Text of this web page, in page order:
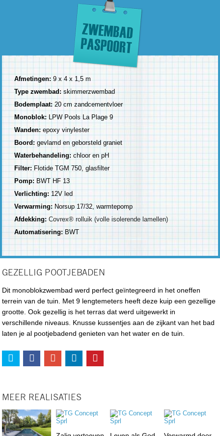
Afmetingen:9 x 4 x 1,5 m
Type zwembad:skimmerzwembad
Bodemplaat: 20 cm zandcementvloer
Monoblok:LPW Pools La Plage 9
Wanden:epoxy vinylester
Boord:gevlamd en geborsteld graniet
Waterbehandeling:chloor en pH
Filter: Flotide TGM 750, glasfilter
Pomp: BWT HF 13
Verlichting: 12V led
Verwarming:Norsup 17/32, warmtepomp
Afdekking: Covrex® rolluik (volle isolerende lamellen)
Automatisering: BWT
GEZELLIG POOTJEBADEN
Dit monoblokzwembad werd perfect geïntegreerd in het oneffen
terrein van de tuin. Met 9 lengtemeters heeft deze kuip een gezellige
grootte. Ook gezellig is het terras dat werd uitgewerkt in
verschillende niveaus. Knusse kussentjes aan de zijkant van het bad
laten je al pootjebadend genieten van het water en de tuin.
MEER REALISATIES